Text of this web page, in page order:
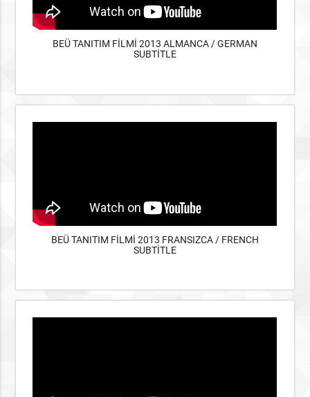
BEÜ TANITIM FİLMİ 2013 ALMANCA / GERMAN
SUBTİTLE
BEÜ TANITIM FİLMİ 2013 FRANSIZCA / FRENCH
SUBTİTLE